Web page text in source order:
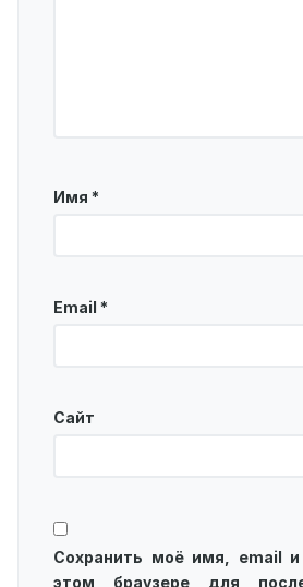
Имя *
Email *
Сайт
Сохранить моё имя, email
этом браузере для